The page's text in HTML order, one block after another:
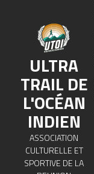
ULTRA
TRAIL DE
L'OCÉAN
INDIEN
ASSOCIATION
CULTURELLE ET
SPORTIVE DE LA